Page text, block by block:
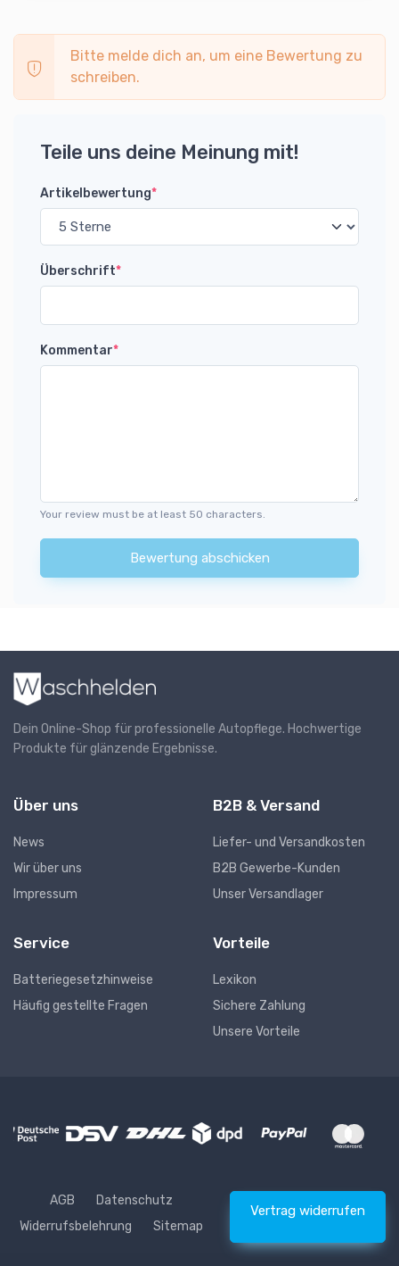
Bitte melde dich an, um eine Bewertung zu
schreiben.
Teile uns deine Meinung mit!
Artikelbewertung*
Überschrift*
Kommentar*
Your review must be at least 50 characters.
Bewertung abschicken
Dein Online-Shop für professionelle Autopflege. Hochwertige
Produkte für glänzende Ergebnisse.
Über uns
News
Wir über uns
Impressum
B2B & Versand
Liefer- und Versandkosten
B2B Gewerbe-Kunden
Unser Versandlager
Service
Batteriegesetzhinweise
Häufig gestellte Fragen
Vorteile
Lexikon
Sichere Zahlung
Unsere Vorteile
AGB
Datenschutz
Widerrufsbelehrung
Sitemap
Vertrag widerrufen